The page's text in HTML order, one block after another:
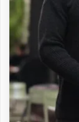
seçilebilir